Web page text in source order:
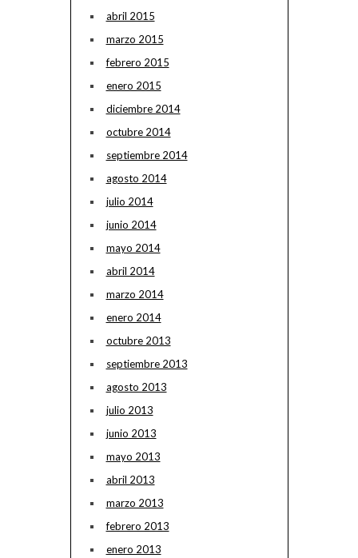
abril 2015
marzo 2015
febrero 2015
enero 2015
diciembre 2014
octubre 2014
septiembre 2014
agosto 2014
julio 2014
junio 2014
mayo 2014
abril 2014
marzo 2014
enero 2014
octubre 2013
septiembre 2013
agosto 2013
julio 2013
junio 2013
mayo 2013
abril 2013
marzo 2013
febrero 2013
enero 2013